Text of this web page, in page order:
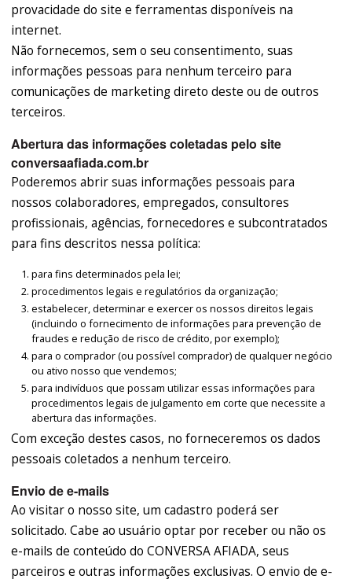
provacidade do site e ferramentas disponíveis na
internet.
Não fornecemos, sem o seu consentimento, suas
informações pessoas para nenhum terceiro para
comunicações de marketing direto deste ou de outros
terceiros.
Abertura das informações coletadas pelo site
conversaafiada.com.br
Poderemos abrir suas informações pessoais para
nossos colaboradores, empregados, consultores
profissionais, agências, fornecedores e subcontratados
para fins descritos nessa política:
para fins determinados pela lei;
procedimentos legais e regulatórios da organização;
estabelecer, determinar e exercer os nossos direitos legais
(incluindo o fornecimento de informações para prevenção de
fraudes e redução de risco de crédito, por exemplo);
para o comprador (ou possível comprador) de qualquer negócio
ou ativo nosso que vendemos;
para indivíduos que possam utilizar essas informações para
procedimentos legais de julgamento em corte que necessite a
abertura das informações.
Com exceção destes casos, no forneceremos os dados
pessoais coletados a nenhum terceiro.
Envio de e-mails
Ao visitar o nosso site, um cadastro poderá ser
solicitado. Cabe ao usuário optar por receber ou não os
e-mails de conteúdo do CONVERSA AFIADA, seus
parceiros e outras informações exclusivas. O envio de e-